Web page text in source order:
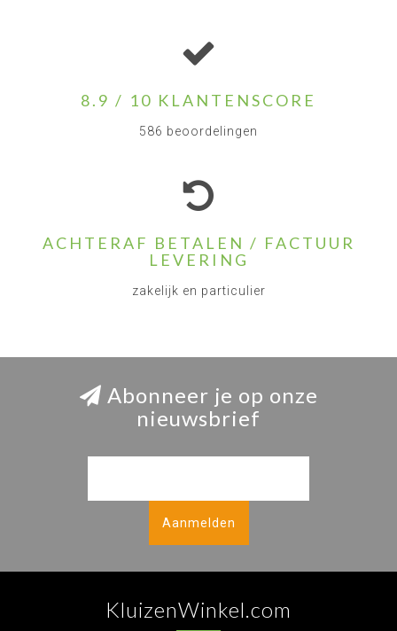
8.9 / 10 KLANTENSCORE
586 beoordelingen
ACHTERAF BETALEN / FACTUUR
LEVERING
zakelijk en particulier
Abonneer je op onze
nieuwsbrief
Aanmelden
KluizenWinkel.com